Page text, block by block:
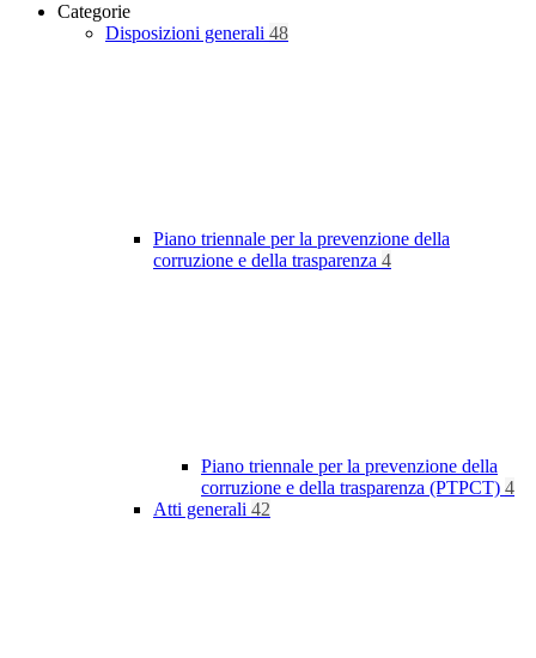
Categorie
Disposizioni generali 48
Piano triennale per la prevenzione della
corruzione e della trasparenza 4
Piano triennale per la prevenzione della
corruzione e della trasparenza (PTPCT) 4
Atti generali 42